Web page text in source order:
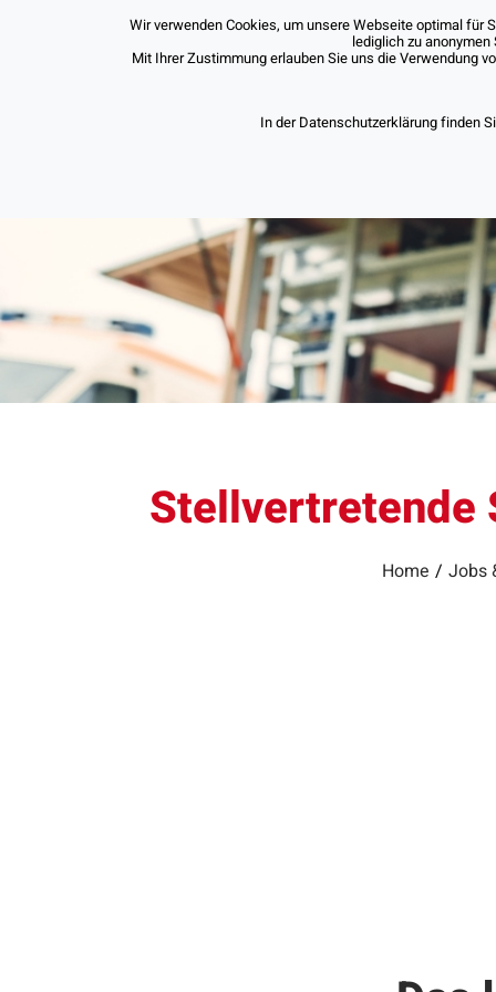
Home / Jobs
Wir verwenden Cookies, um unsere Webseite optimal für
lediglich zu
Mit Ihrer Zustimmung erlauben Sie uns die Verwendung
In der Datenschutzerklärung finden